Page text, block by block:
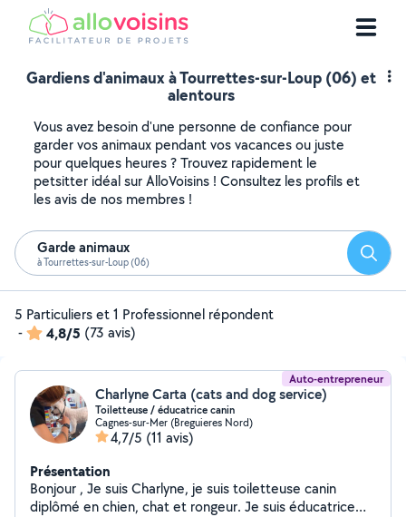
Gardiens d'animaux à Tourrettes-sur-Loup (06) et
alentours
Vous avez besoin d'une personne de confiance pour
garder vos animaux pendant vos vacances ou juste
pour quelques heures ? Trouvez rapidement le
petsitter idéal sur AlloVoisins ! Consultez les profils et
les avis de nos membres !
Garde animaux
à Tourrettes-sur-Loup (06)
5 Particuliers et 1 Professionnel répondent
-
4,8/5 (73 avis)
Auto-entrepreneur
Charlyne Carta (cats and dog service)
Toiletteuse / éducatrice canin
Cagnes-sur-Mer (Breguieres Nord)
4,7/5 (11 avis)
Présentation
Bonjour , Je suis Charlyne, je suis toiletteuse canin
diplômé en chien, chat et rongeur. Je suis éducatrice